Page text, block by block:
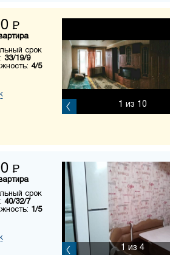
Р
срок
33/19/9
4/5
1 из 10
Р
срок
40/32/7
1/5
1 из 4